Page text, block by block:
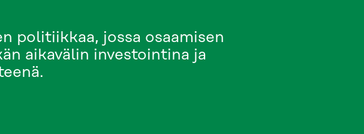
politiikkaa, jossa osaamisen
aikavälin investointina ja